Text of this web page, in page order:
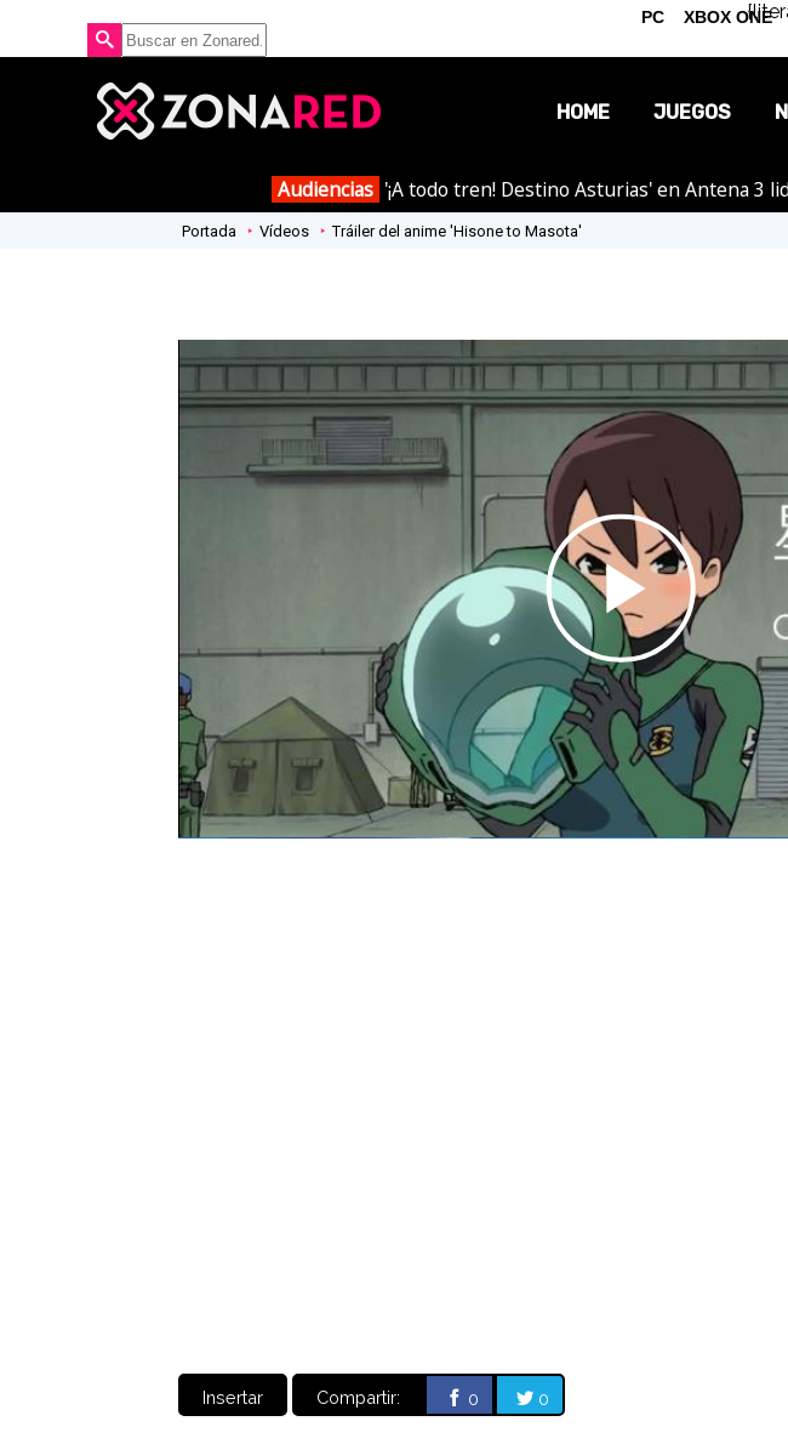
HOME JUEGOS
Audiencias '¡A todo tren! Destino Asturias' en Antena 3
Portada Vídeos Tráiler del anime 'Hisone to Masota'
Play
Insertar Compartir: 0 0
PC XBOX ONE